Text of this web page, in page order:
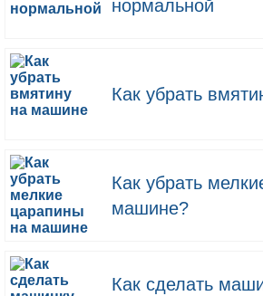
нормальной
Как убрать
Как убрать
машине?
Как сделать